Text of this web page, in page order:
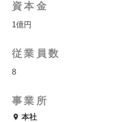
資本金
1億円
従業員数
8
事業所
本社